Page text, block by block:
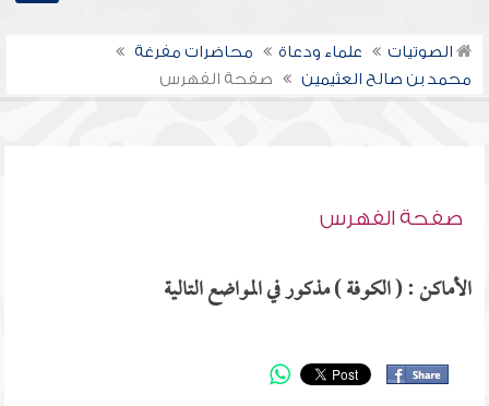
الصوتيات علماء ودعاة
محاضرات مفرغة
محمد بن صالح العثيمين
صفحة الفهرس
صفحة الفهرس
الأماكن : ( الكوفة ) مذكور في المواضع التالية